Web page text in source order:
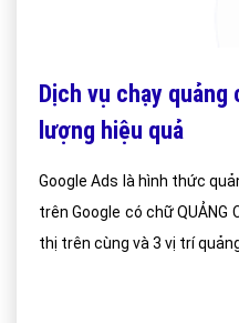
Dịch vụ chạy
lượng hiệu quả
Google Ads là hình thức
trên Google có chữ QUẢNG
thị trên cùng và 3 vị trí